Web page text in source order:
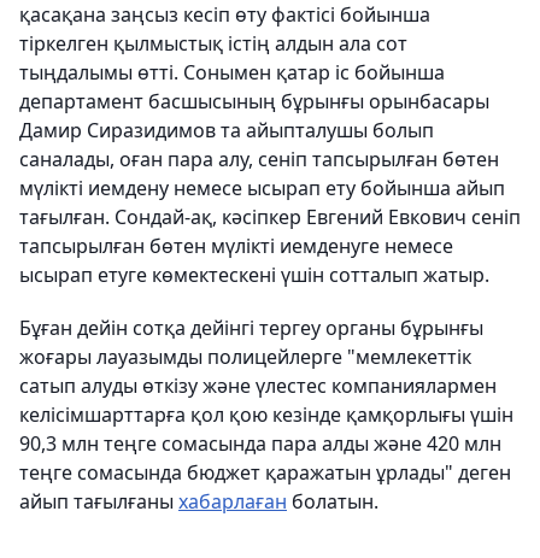
қасақана заңсыз кесіп өту фактісі бойынша
тіркелген қылмыстық істің алдын ала сот
тыңдалымы өтті. Сонымен қатар іс бойынша
департамент басшысының бұрынғы орынбасары
Дамир Сиразидимов та айыпталушы болып
саналады, оған пара алу, сеніп тапсырылған бөтен
мүлікті иемдену немесе ысырап ету бойынша айып
тағылған. Сондай-ақ, кәсіпкер Евгений Евкович сеніп
тапсырылған бөтен мүлікті иемденуге немесе
ысырап етуге көмектескені үшін сотталып жатыр.
Бұған дейін сотқа дейінгі тергеу органы бұрынғы
жоғары лауазымды полицейлерге "мемлекеттік
сатып алуды өткізу және үлестес компаниялармен
келісімшарттарға қол қою кезінде қамқорлығы үшін
90,3 млн теңге сомасында пара алды және 420 млн
теңге сомасында бюджет қаражатын ұрлады" деген
айып тағылғаны хабарлаған болатын.